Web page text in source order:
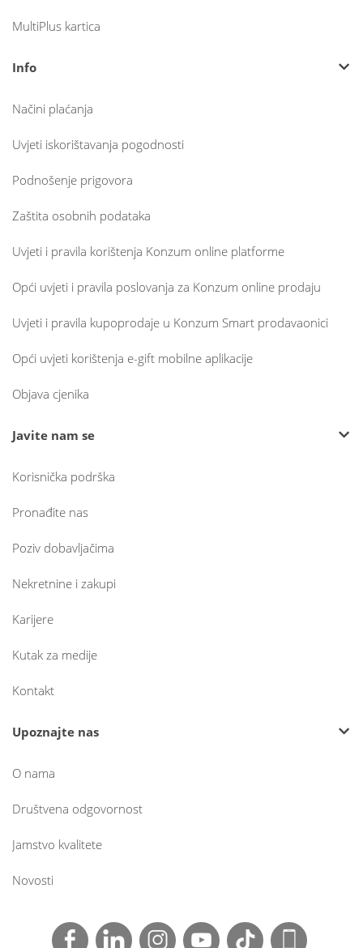
MultiPlus kartica
Info
Načini plaćanja
Uvjeti iskorištavanja pogodnosti
Podnošenje prigovora
Zaštita osobnih podataka
Uvjeti i pravila korištenja Konzum online platforme
Opći uvjeti i pravila poslovanja za Konzum online prodaju
Uvjeti i pravila kupoprodaje u Konzum Smart prodavaonici
Opći uvjeti korištenja e-gift mobilne aplikacije
Objava cjenika
Javite nam se
Korisnička podrška
Pronađite nas
Poziv dobavljačima
Nekretnine i zakupi
Karijere
Kutak za medije
Kontakt
Upoznajte nas
O nama
Društvena odgovornost
Jamstvo kvalitete
Novosti